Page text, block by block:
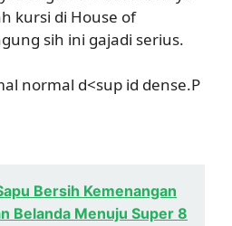
kursi di House of
sih ini gajadi serius.
normal d<sup id dense.P
Bersih Kemenangan
Belanda Menuju Super 8